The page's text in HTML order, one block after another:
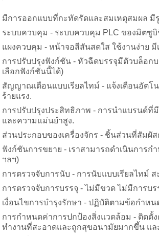
มีการออกแบบที่กะทัดรัดและสมเหตุสมผล
ระบบควบคุม - ระบบควบคุม PLC ของมิตซู
แผงควบคุม - หน้าจอสีสันสดใส ใช้งานง่าย มี
การปรับปรุงฟังก์ชัน - หัวฉีดบรรจุมีตัวบล็อก
เลือกฟังก์ชันนี้ได้)
สัญญาณเตือนแบบเรียลไทม์ - แจ้งเตือนอัตโ
ร้ายแรง.
การปรับปรุงประสิทธิภาพ - การนำแบรนด์ที่
และความแม่นยำสูง.
ส่วนประกอบของเครื่องจักร - ชิ้นส่วนที่สัมผัส
ฟังก์ชันการขยาย - เราสามารถดำเนินการ
ฯลฯ)
การตรวจจับการนับ - การนับแบบเรียลไทม์
การตรวจจับการบรรจุ - ไม่มีขวด ไม่มีการบ
เงื่อนไขการบำรุงรักษา - ปฏิบัติตามข้อกำห
การกำหนดค่าการปกป้องสิ่งแวดล้อม - ติดตั้
ทำงานที่สะอาดและถูกสุขอนามัยมากขึ้น แล